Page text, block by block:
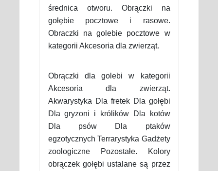
średnica otworu. Obrączki na
gołębie pocztowe i rasowe.
Obraczki na golebie pocztowe w
kategorii Akcesoria dla zwierząt.
Obrączki dla golebi w kategorii
Akcesoria dla zwierząt.
Akwarystyka Dla fretek Dla gołębi
Dla gryzoni i królików Dla kotów
Dla psów Dla ptaków
egzotycznych Terrarystyka Gadżety
zoologiczne Pozostałe. Kolory
obrączek gołębi ustalane są przez